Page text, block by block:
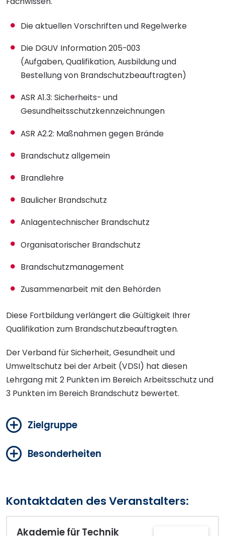
Die aktuellen Vorschriften und Regelwerke
Die DGUV Information 205-003
(Aufgaben, Qualifikation, Ausbildung und
Bestellung von Brandschutzbeauftragten)
ASR A1.3: Sicherheits- und
Gesundheitsschutzkennzeichnungen
ASR A2.2: Maßnahmen gegen Brände
Brandschutz allgemein
Brandlehre
Baulicher Brandschutz
Anlagentechnischer Brandschutz
Organisatorischer Brandschutz
Brandschutzmanagement
Zusammenarbeit mit den Behörden
Diese Fortbildung verlängert die Gültigkeit Ihrer
Qualifikation zum Brandschutzbeauftragten.
Der Verband für Sicherheit, Gesundheit und
Umweltschutz bei der Arbeit (VDSI) hat diesen
Lehrgang mit 2 Punkten im Bereich Arbeitsschutz und
3 Punkten im Bereich Brandschutz bewertet.
Zielgruppe
Besonderheiten
Kontaktdaten des Veranstalters:
Akademie für Technik